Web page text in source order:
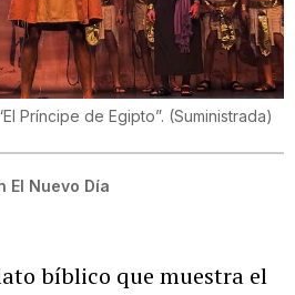
Príncipe de Egipto”. (Suministrada)
El Nuevo Día
bíblico que muestra el